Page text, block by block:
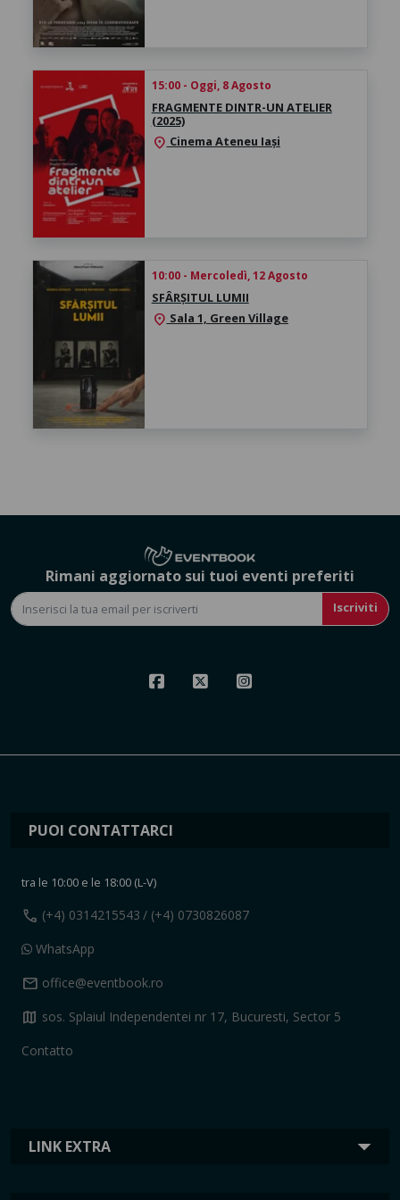
15:00 - Oggi, 8 Agosto
FRAGMENTE DINTR-UN ATELIER
(2025)
location_on Cinema Ateneu Iași
10:00 - Mercoledì, 12 Agosto
SFÂRȘITUL LUMII
location_on Sala 1, Green Village
Rimani aggiornato sui tuoi eventi preferiti
Iscriviti
LINK EXTRA
PUOI CONTATTARCI
tra le 10:00 e le 18:00 (L-V)
call (+4) 0314215543 / (+4) 0730826087
WhatsApp
mail office@eventbook.ro
map sos. Splaiul Independentei nr 17, Bucuresti, Sector 5
Contatto